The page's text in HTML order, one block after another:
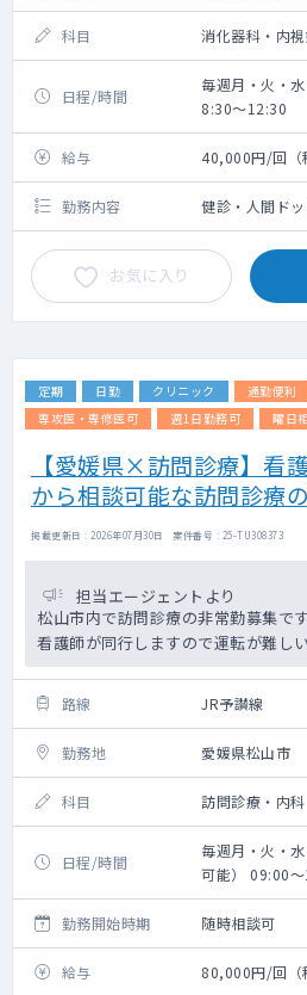
科目 消化器科・内
日程/時間
毎週月・火・
8:30～12:30
給与 40,000円/回（
勤務内容 健診・人間ド
お気に入り
定期 日勤 クリニック 通勤便利
専攻医・専修医可
週1日勤務可 曜日
【愛媛県×訪問診療】看
から相談可能な訪問診療の
掲載更新日 : 2026年07月30日 案件番号 : 25-TU308373
担当エージェントより
松山市内で訪問診療の非常勤募集で
看護師が同行しますので運転が難し
路線 JR予讃線
勤務地 愛媛県松山市
科目 訪問診療・内科
日程/時間
毎週月・火・
可能） 09:00
勤務開始時期 随時相談可
給与 80,000円/回（